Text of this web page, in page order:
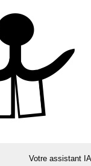
Votre assistant